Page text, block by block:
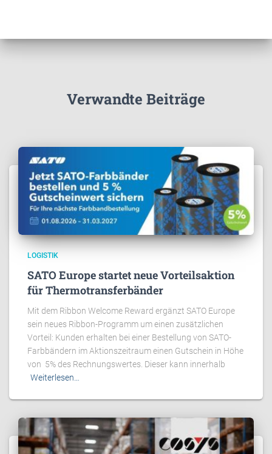
Verwandte Beiträge
LOGISTIK
SATO Europe startet neue Vorteilsaktion
für Thermotransferbänder
Mit dem Ribbon Welcome Reward ergänzt SATO Europe
sein neues Ribbon-Programm um einen zusätzlichen
Vorteil: Kunden erhalten bei einer Bestellung von SATO-
Farbbändern im Aktionszeitraum einen Gutschein in Höhe
von 5% des Rechnungswertes. Dieser kann innerhalb
Weiterlesen…